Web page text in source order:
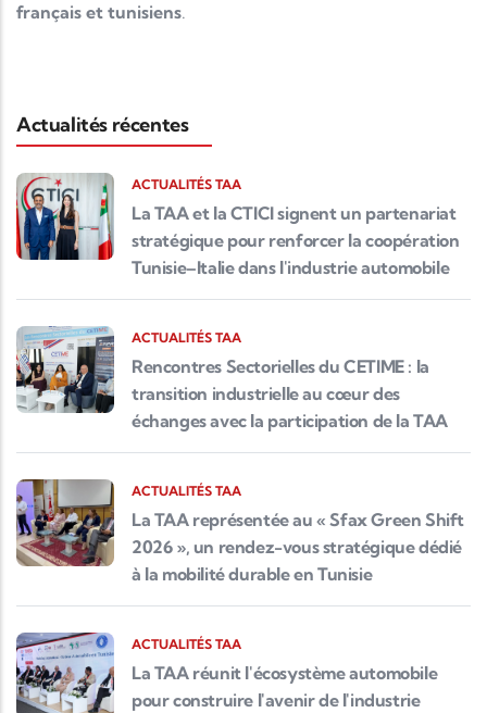
français et tunisiens.
Actualités récentes
ACTUALITÉS TAA
La TAA et la CTICI signent un partenariat
stratégique pour renforcer la coopération
Tunisie–Italie dans l'industrie automobile
ACTUALITÉS TAA
Rencontres Sectorielles du CETIME : la
transition industrielle au cœur des
échanges avec la participation de la TAA
ACTUALITÉS TAA
La TAA représentée au « Sfax Green Shift
2026 », un rendez-vous stratégique dédié
à la mobilité durable en Tunisie
ACTUALITÉS TAA
La TAA réunit l'écosystème automobile
pour construire l'avenir de l'industrie